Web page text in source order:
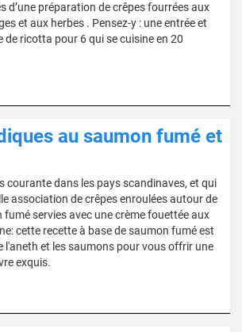
d’une préparation de crêpes fourrées aux
et aux herbes . Pensez-y : une entrée et
de ricotta pour 6 qui se cuisine en 20
au saumon fumé et
courante dans les pays scandinaves, et qui
association de crêpes enroulées autour de
servies avec une crème fouettée aux
cette recette à base de saumon fumé est
l'aneth et les saumons pour vous offrir une
exquis.